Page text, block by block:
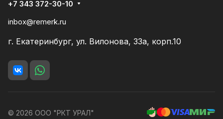
+7 343 372-30-10
inbox@remerk.ru
г. Екатеринбург, ул. Вилонова, 33а, корп.10
© 2026 ООО "РКТ УРАЛ"